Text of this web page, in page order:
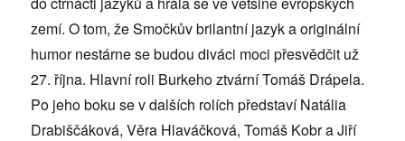
zemí. O tom, že Smočkův brilantní jazyk a originální
humor nestárne se budou diváci moci přesvědčit už
27. října. Hlavní roli Burkeho ztvární Tomáš Drápela.
Po jeho boku se v dalších rolích představí Natália
Drabiščáková, Věra Hlaváčková, Tomáš Kobr a Jiří